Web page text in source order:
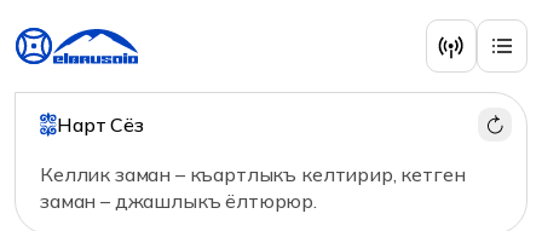
Нарт Сёз
Келлик заман – къартлыкъ келтирир, кетген
заман – джашлыкъ ёлтюрюр.